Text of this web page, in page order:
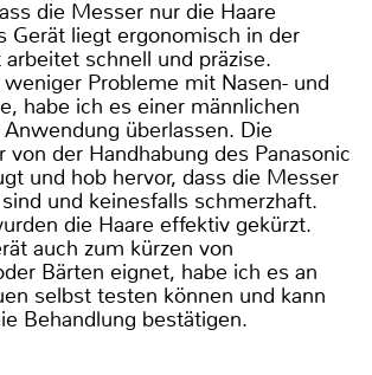
die Messer nur die Haare
Gerät liegt ergonomisch in der
schnell und präzise.
weniger Probleme mit Nasen- und
habe ich es einer männlichen
überlassen. Die
von der Handhabung des Panasonic
und hob hervor, dass die Messer
und keinesfalls schmerzhaft.
die Haare effektiv gekürzt.
auch zum kürzen von
Bärten eignet, habe ich es an
selbst testen können und kann
Behandlung bestätigen.